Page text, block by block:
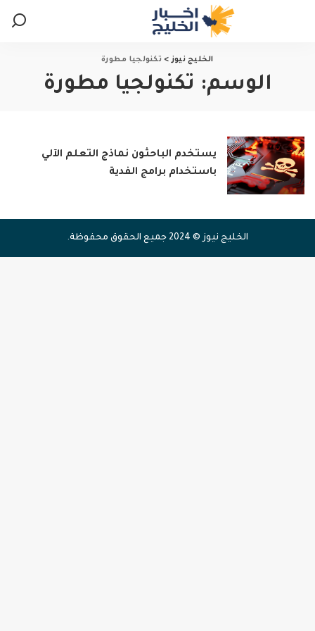
الخليج نيوز> تكنولجيا مطورة
الوسم: تكنولجيا مطورة
يستخدم الباحثون نماذج التعلم الآلي
باستخدام برامج الفدية
الخليج نيوز © 2024 جميع الحقوق محفوظة.